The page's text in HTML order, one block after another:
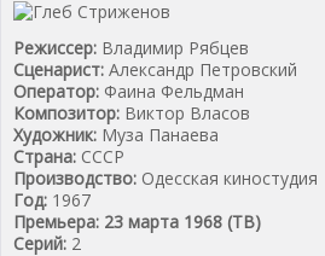
Режиссер: Владимир Рябцев
Сценарист: Александр Петровский
Оператор: Фаина Фельдман
Композитор: Виктор Власов
Художник: Муза Панаева
Страна: СССР
Производство: Одесская киностудия
Год: 1967
Премьера: 23 марта 1968 (ТВ)
Cерий: 2